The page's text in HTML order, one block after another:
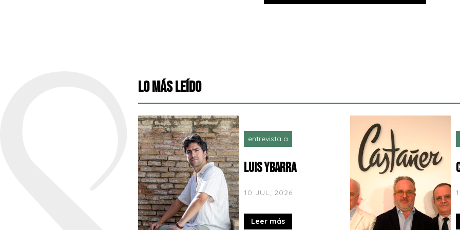
Lo más leído
entrevista a
LUIS YBARRA
10 JUL, 2026
Leer más